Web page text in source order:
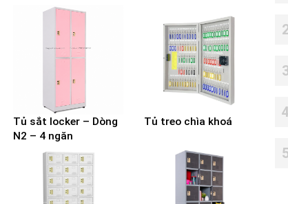
Tủ sắt locker – Dòng
N2 – 4 ngăn
Tủ treo chìa khoá
4